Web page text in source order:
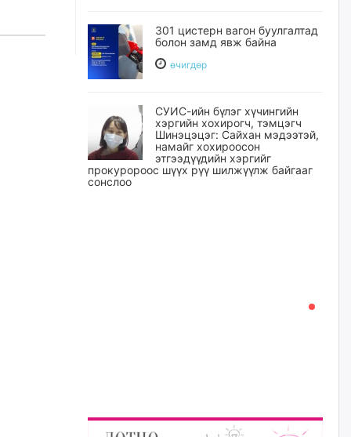
301 цистерн вагон буулгалтад
болон замд явж байна
өчигдѳр
СУИС-ийн бүлэг хүчингийн
хэргийн хохирогч, тэмцэгч
Шинэцэцэг: Сайхан мэдээтэй,
намайг хохироосон
этгээдүүдийн хэргийг
прокуророос шүүх рүү шилжүүлж байгааг
сонслоо